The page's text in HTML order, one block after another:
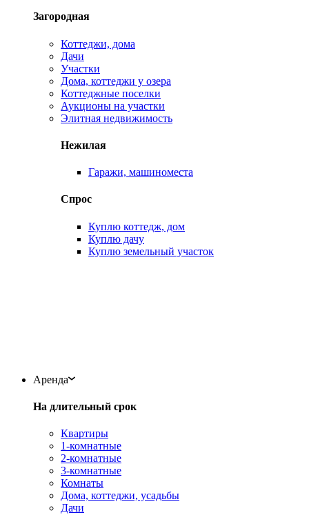
Загородная
Коттеджи, дома
Дачи
Участки
Дома, коттеджи у озера
Коттеджные поселки
Аукционы на участки
Элитная недвижимость
Нежилая
Гаражи, машиноместа
Спрос
Куплю коттедж, дом
Куплю дачу
Куплю земельный участок
Аренда
На длительный срок
Квартиры
1-комнатные
2-комнатные
3-комнатные
Комнаты
Дома, коттеджи, усадьбы
Дачи